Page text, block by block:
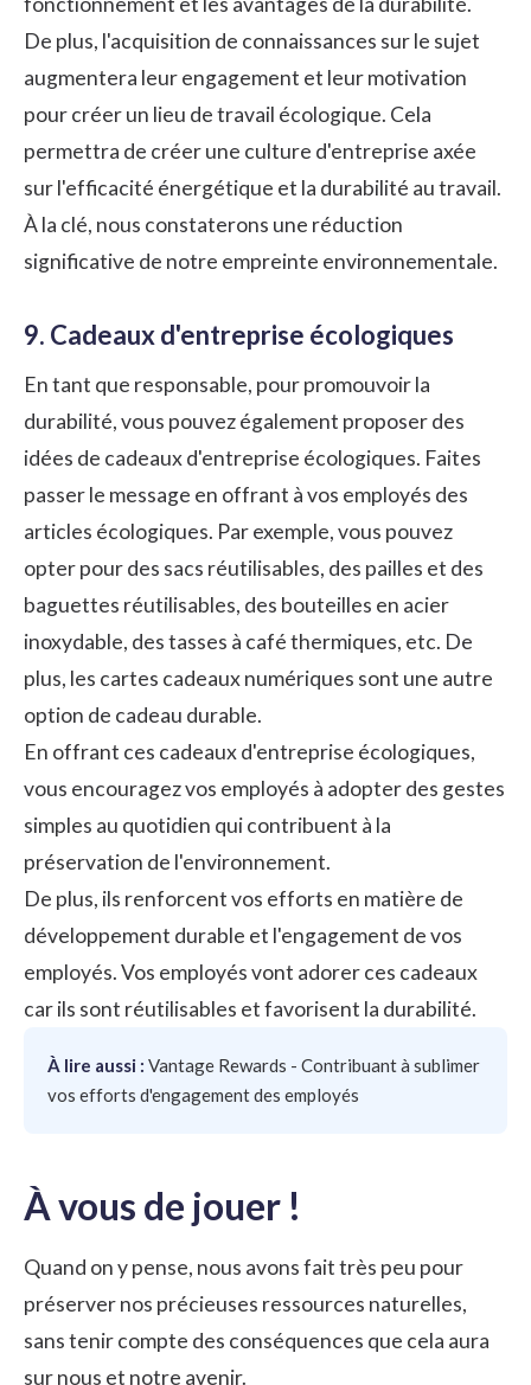
De plus, l'acquisition de connaissances sur le sujet
augmentera leur engagement et leur motivation
pour créer un lieu de travail écologique. Cela
permettra de créer une culture d'entreprise axée
sur l'efficacité énergétique et la durabilité au travail.
À la clé, nous constaterons une réduction
significative de notre empreinte environnementale.
9. Cadeaux d'entreprise écologiques
En tant que responsable, pour promouvoir la
durabilité, vous pouvez également proposer des
idées de cadeaux d'entreprise écologiques. Faites
passer le message en offrant à vos employés des
articles écologiques. Par exemple, vous pouvez
opter pour des sacs réutilisables, des pailles et des
baguettes réutilisables, des bouteilles en acier
inoxydable, des tasses à café thermiques, etc. De
plus, les cartes cadeauxnumériques sont une autre
option de cadeau durable.
En offrant ces cadeaux d'entreprise écologiques,
vous encouragez vos employés à adopter des gestes
simples au quotidien qui contribuent à la
préservation de l'environnement.
De plus, ils renforcent vos efforts en matière de
développement durable et l'engagement de vos
employés. Vos employés vont adorer ces cadeaux
car ils sont réutilisables et favorisent la durabilité.
À lire aussi : Vantage Rewards - Contribuant à sublimer
vos efforts d'engagement des employés
À vous de jouer !
Quand on y pense, nous avons fait très peu pour
préserver nos précieuses ressources naturelles,
sans tenir compte des conséquences que cela aura
sur nous et notre avenir.